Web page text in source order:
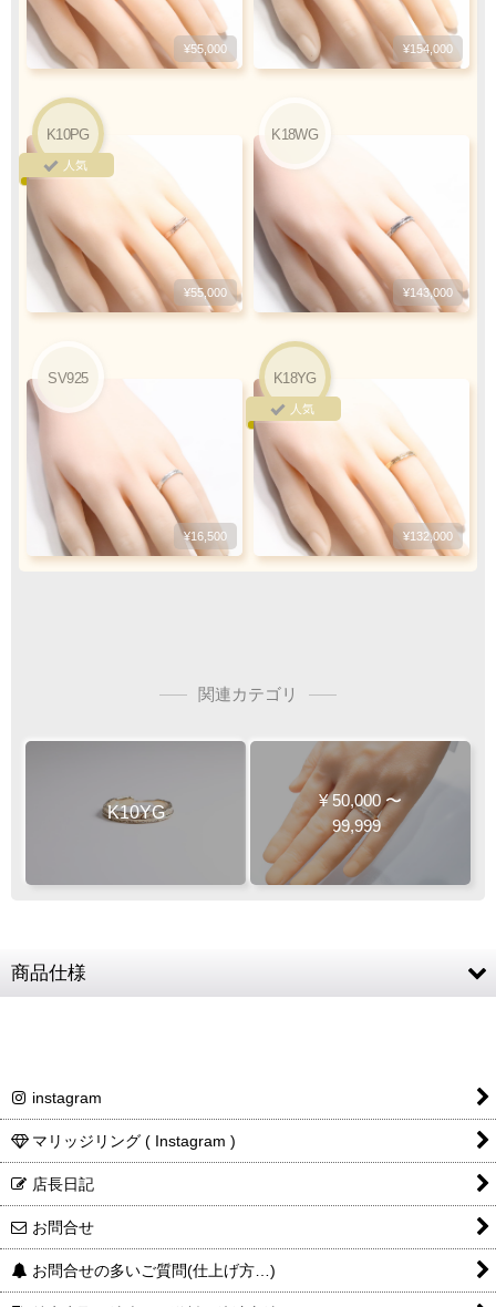
銀行振込
ご注文完了後、メールに記載の指定口座へ
『5 日以内 にお振込をお願い致します
お客様ご負担で
お願い致します
となります
キャンセル・返品不可
ご注文の際は
サイズ等にご注意下さい
¥55,000 ¥154,000
K10PG
人気
¥55,000
K18WG
¥143,000
SV925
¥16,500
K18YG
人気
¥132,000
関連カテゴリ
K10YG
¥ 50,000 〜
99,999
商品仕様
リング幅
商品詳細金額・送料 税込表記です
instagram
マリッジリング ( Instagram )
店長日記
お問合せ
お問合せの多いご質問(仕上げ方…)